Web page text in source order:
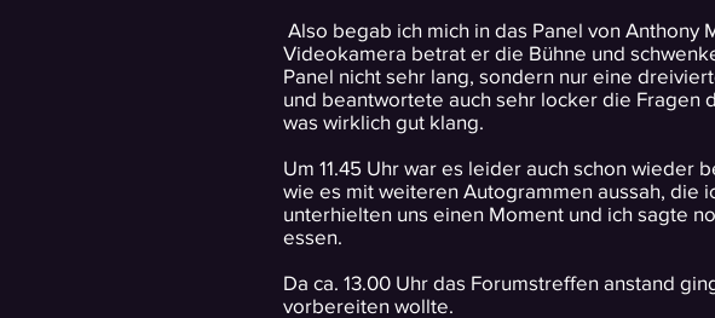
Also begab ich mich in das Panel von Anthony
Videokamera betrat er die Bühne und
Panel nicht sehr lang, sondern nur eine
und beantwortete auch sehr locker die Fragen
was wirklich gut klang.
Um 11.45 Uhr war es leider auch schon wieder
wie es mit weiteren Autogrammen aussah, die
unterhielten uns einen Moment und ich sagte
essen.
Da ca. 13.00 Uhr das Forumstreffen anstand
vorbereiten wollte.